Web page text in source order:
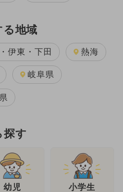
る地域
伊東・下田 熱海
岐阜県
探す
幼児 小学生